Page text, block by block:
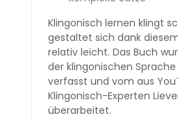
Klingonisch lernen klingt
gestaltet sich dank
relativ leicht. Das Buch
der klingonischen
verfasst und vom aus
Klingonisch-Experten
überarbeitet.